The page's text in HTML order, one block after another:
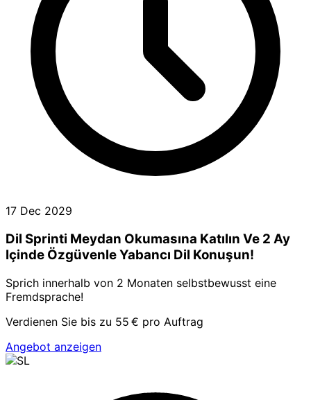
17 Dec 2029
Dil Sprinti Meydan Okumasına Katılın Ve 2 Ay
Içinde Özgüvenle Yabancı Dil Konuşun!
Sprich innerhalb von 2 Monaten selbstbewusst eine
Fremdsprache!
Verdienen Sie bis zu 55 € pro Auftrag
Angebot anzeigen